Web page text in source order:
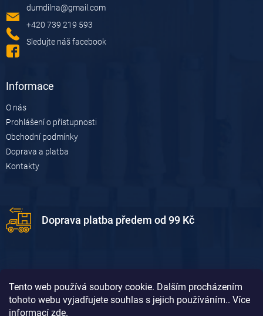
Tento web používá soubory cookie. Dalším procházením
tohoto webu vyjadřujete souhlas s jejich používáním.. Více
informací zde.
dumdilna@gmail.com
+420 739 219 593
Sledujte náš facebook
Informace
O nás
Prohlášení o přístupnosti
Obchodní podmínky
Doprava a platba
Kontakty
Doprava platba předem od 99 Kč